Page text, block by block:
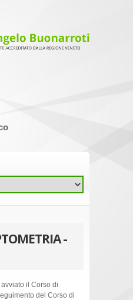
-
avviato il Corso di
del Corso di